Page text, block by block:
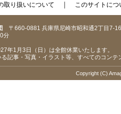
取り扱いについて ｜ このサイトにつ
〒660-0881 兵庫県尼崎市昭和通2丁目7-16
分
1月3日（日）は全館休業いたします。
記事・写真・イラスト等、すべてのコン
Copyright (C)